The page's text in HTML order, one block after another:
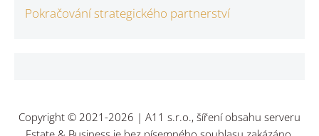
Pokračování strategického partnerství
Copyright © 2021-2026 | A11 s.r.o., šíření obsahu serveru